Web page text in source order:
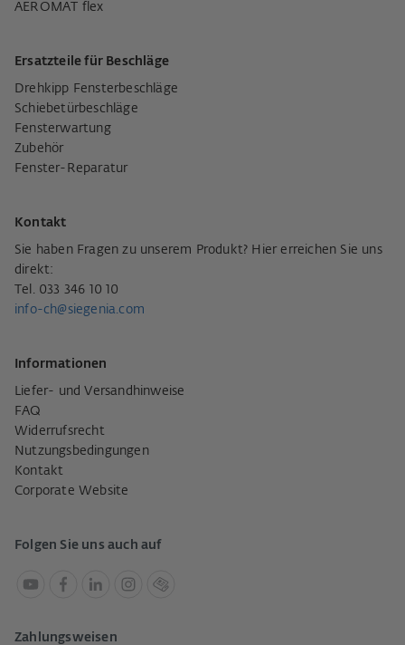
AEROMAT flex
Ersatzteile für Beschläge
Drehkipp Fensterbeschläge
Schiebetürbeschläge
Fensterwartung
Zubehör
Fenster-Reparatur
Kontakt
Sie haben Fragen zu unserem Produkt? Hier erreichen Sie uns
direkt:
Tel. 033 346 10 10
info-ch@siegenia.com
Informationen
Liefer- und Versandhinweise
FAQ
Widerrufsrecht
Nutzungsbedingungen
Kontakt
Corporate Website
Folgen Sie uns auch auf
Zahlungsweisen